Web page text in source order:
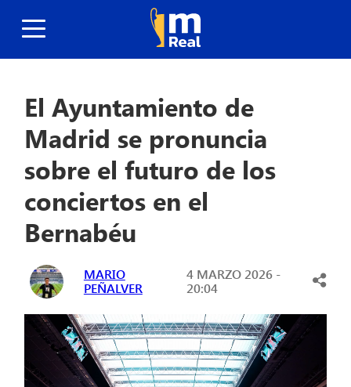
El Ayuntamiento de
Madrid se pronuncia
sobre el futuro de los
conciertos en el
Bernabéu
MARIO
PEÑALVER
4 MARZO 2026 -
20:04